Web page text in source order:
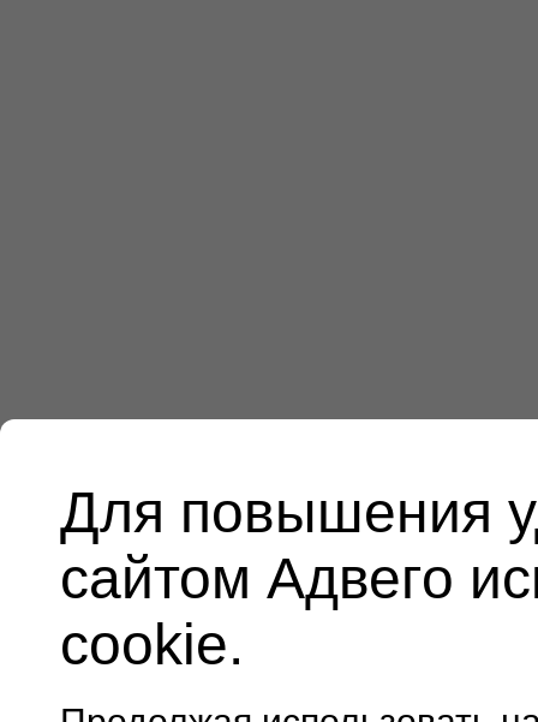
Для повышения
сайтом Адвего
cookie.